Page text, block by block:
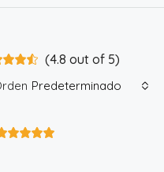
(4.8 out of 5)
Predeterminado